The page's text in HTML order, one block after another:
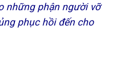
những phận người vỡ
phục hồi đến cho